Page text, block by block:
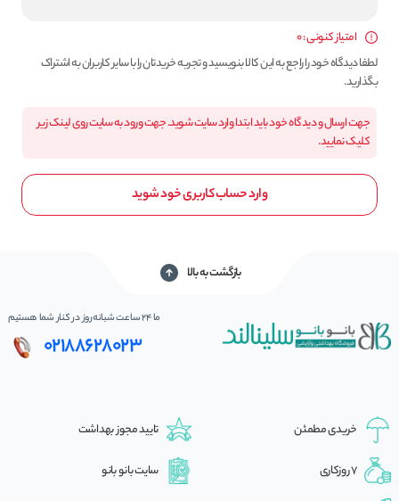
امتیاز کنونی : 0
لطفا دیدگاه خود را راجع به این کالا بنویسید و تجربه خریدتان را با سایر کاربران به اشتراک
بگذارید.
جهت ارسال و دیدگاه خود باید ابتدا وارد سایت شوید. جهت ورود به سایت روی لینک زیر
کلیک نمایید.
وارد حساب کاربری خود شوید
بازگشت به بالا
ما 24 ساعت شبانه‌روز در کنار شما هستیم
02188628023
خریدی مطمئن تایید مجوز بهداشت
7 روزکاری سایت بانو بانو